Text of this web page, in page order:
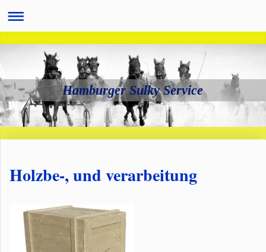
Hamburger Sulky Service
Holzbe-, und verarbeitung